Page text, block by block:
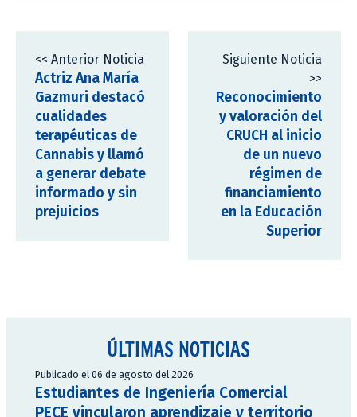
<< Anterior Noticia
Actriz Ana María
Gazmuri destacó
cualidades
terapéuticas de
Cannabis y llamó
a generar debate
informado y sin
prejuicios
Siguiente Noticia
>>
Reconocimiento
y valoración del
CRUCH al inicio
de un nuevo
régimen de
financiamiento
en la Educación
Superior
ÚLTIMAS NOTICIAS
Publicado el 06 de agosto del 2026
Estudiantes de Ingeniería Comercial
PECE vincularon aprendizaje y territorio